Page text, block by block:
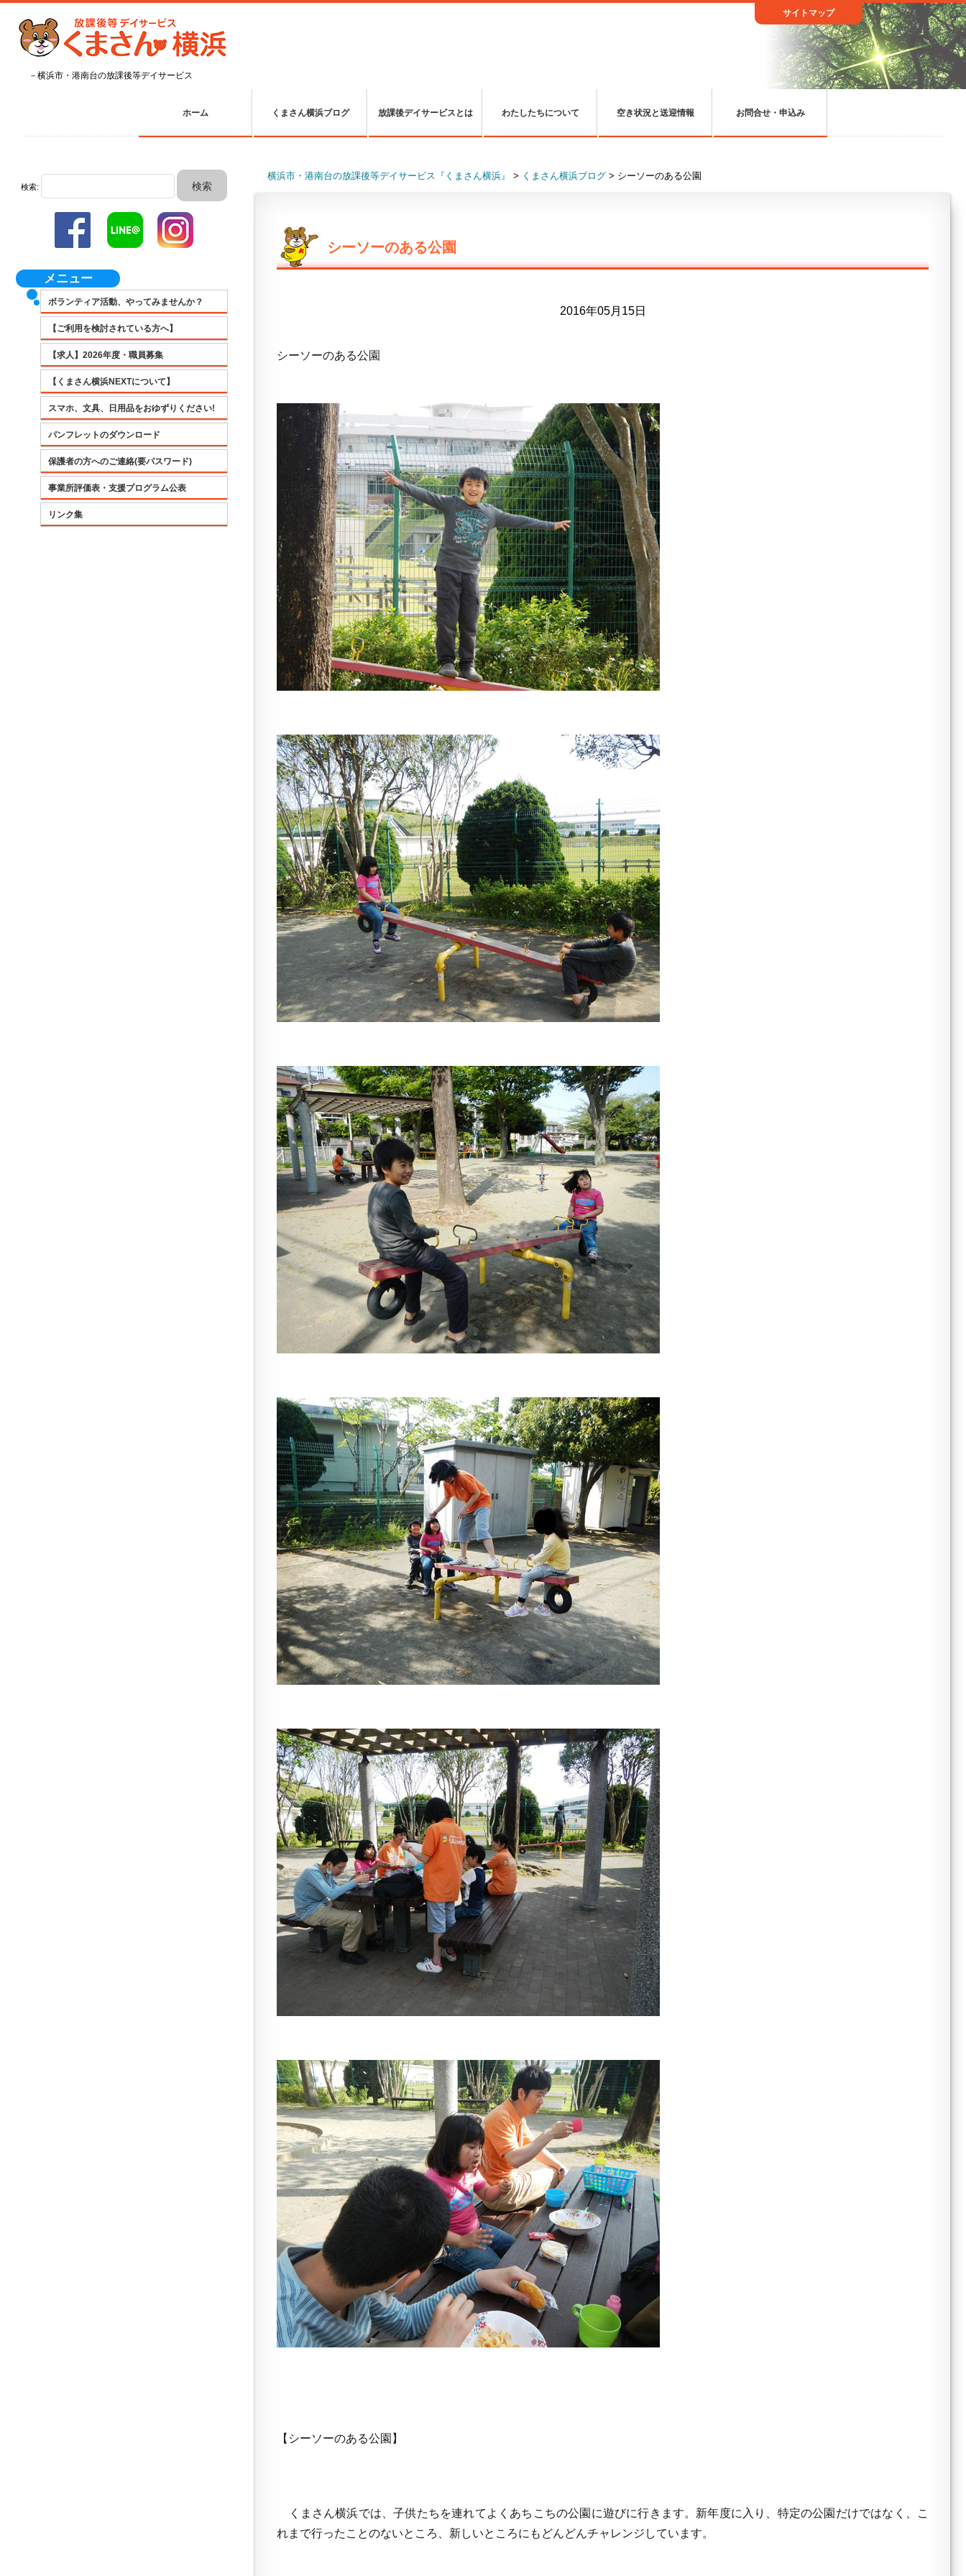
サイトマップ
－横浜市・港南台の放課後等デイサービス
ホーム くまさん横浜ブログ 放課後デイサービスとは わたしたちについて 空き状況と送迎情報 お問合せ・申込み
検索:
メニュー
ボランティア活動、やってみませんか？
【ご利用を検討されている方へ】
【求人】2026年度・職員募集
【くまさん横浜NEXTについて】
スマホ、文具、日用品をおゆずりください!
パンフレットのダウンロード
保護者の方へのご連絡(要パスワード)
事業所評価表・支援プログラム公表
リンク集
横浜市・港南台の放課後等デイサービス『くまさん横浜』 > くまさん横浜ブログ > シーソーのある公園
シーソーのある公園
2016年05月15日
シーソーのある公園
【シーソーのある公園】
くまさん横浜では、子供たちを連れてよくあちこちの公園に遊びに行きます。新年度に入り、特定の公園だけではなく、こ
れまで行ったことのないところ、新しいところにもどんどんチャレンジしています。